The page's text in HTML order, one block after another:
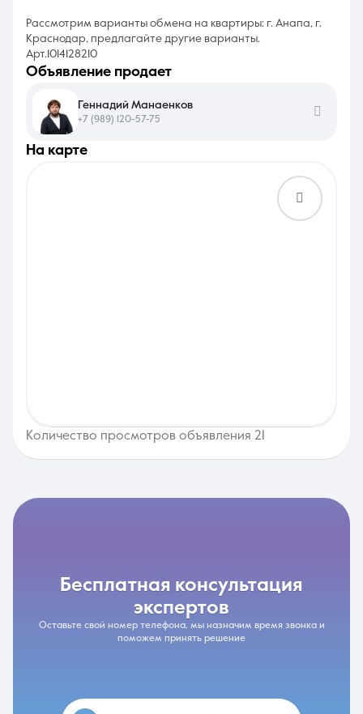
Рассмотрим варианты обмена на квартиры: г. Анапа, г.
Краснодар, предлагайте другие варианты.
Арт.1014128210
на карте
Количество просмотров объявления 21
объявление продает
Геннадий Манаенков
+7 (989) 120-57-75
бесплатная консультация
экспертов
Оставьте свой номер телефона, мы назначим время звонка и
поможем принять решение